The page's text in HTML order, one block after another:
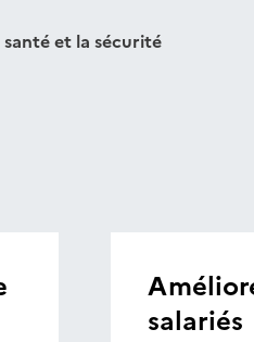
et la sécurité
salariés